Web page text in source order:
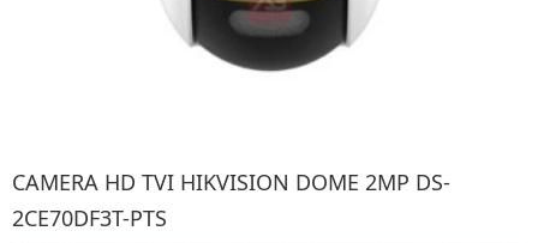
CAMERA HD TVI HIKVISION DOME 2MP DS-
2CE70DF3T-PTS